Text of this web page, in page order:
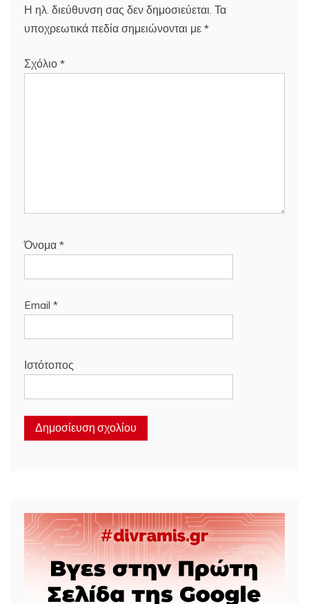
Η ηλ. διεύθυνση σας δεν δημοσιεύεται. Τα
υποχρεωτικά πεδία σημειώνονται με *
Σχόλιο *
Όνομα *
Email *
Ιστότοπος